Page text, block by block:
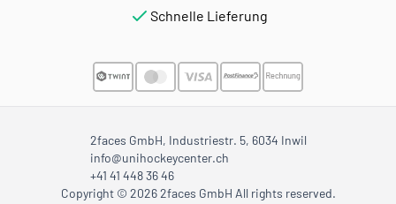
Schnelle Lieferung
2faces GmbH, Industriestr. 5, 6034 Inwil
info@unihockeycenter.ch
+41 41 448 36 46
Copyright © 2026 2faces GmbH All rights reserved.